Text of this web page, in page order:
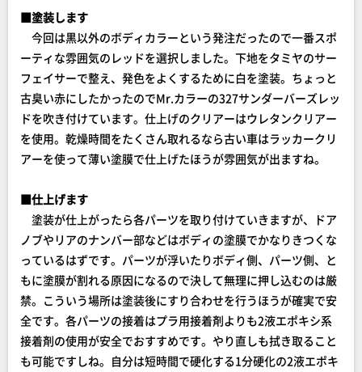
■塗装します
今回は黒以外のボディカラーという発注だったので一番スポ
ーティな雰囲気のレッドを選択しました。下地をタミヤのサー
フェイサーで整え、発色をよくするために白を塗装。ちょっと
古臭い赤にしたかったのでMr.カラーの327サンダーバーズレッ
ドを吹き付けています。仕上げのクリアーはウレタンクリアー
を使用。乾燥時間をたくさん取れるなら古い車はラッカークリ
アーを使って薄い塗膜で仕上げたほうが雰囲気が出ますね。
■仕上げます
塗装が仕上がったら各パーツを取り付けていきますが、ドア
ノブやリアのナンバー部などはボディの塗膜でかなりきつくな
っているはずです。パーツが浮いたりボディ側、パーツ側、と
もに塗膜が割れる原因になるので決して無理に押し込むのは厳
禁。こういう場所は塗装後にすり合わせを行うほうが確実で安
全です。各パーツの接着はプラ用接着剤よりも2液エポキシ系
接着剤の使用が安全でおすすめです。やり直しも拭き取ること
も可能ですしね。自分は短時間で硬化する1分硬化の2液エポキ